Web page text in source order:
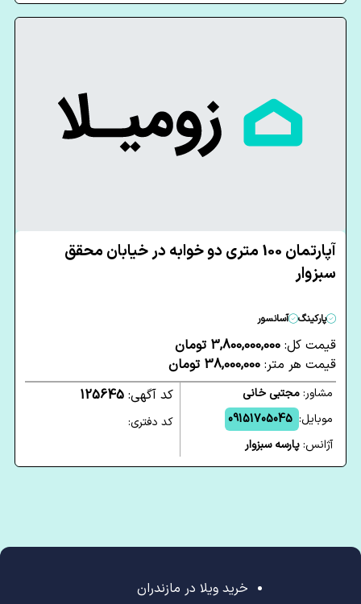
آپارتمان 100 متری دو خوابه در خیابان محقق
سبزوار
پارکینگ آسانسور
قیمت کل: 3,800,000,000 تومان
قیمت هر متر: 38,000,000 تومان
مشاور:مجتبی خانی
موبایل: 09151705045
آژانس:پارسه سبزوار
کد آگهی: 125645
کد دفتری:
خرید ویلا در مازندران